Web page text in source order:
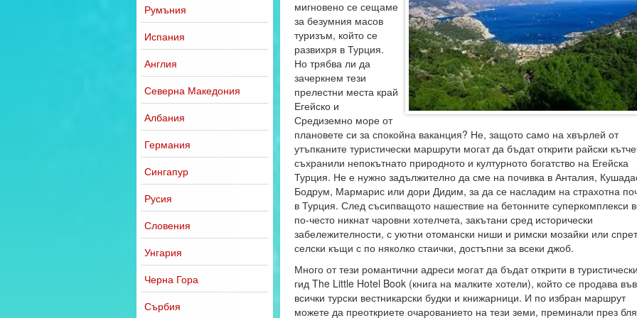
Румъния
Испания
Англия
Северна Македония
Албания
Германия
Сингапур
Русия
Словения
Унгария
Черна Гора
Сърбия
мигновено се сещаме
за безумния масов
туризъм, който се
развихря в Турция.
Но трябва ли да
зачеркнем тези
прелестни места край
Егейско и
Средиземно море от
плановете си за спокойна ваканция? Не, защото само на хвърлей от
утъпканите туристически маршрути могат да бъдат открити райски
съхранили непокътнато природното и културното богатство на Егейска
Турция. Не е нужно задължително да сме на почивка в Анталия,
Бодрум, Мармарис или дори Дидим, за да се насладим на страхотна
в Турция. След съсипващото нашествие на бетонните суперкомплекси
по-често никнат чаровни хотелчета, закътани сред исторически
забележителности, с уютни отомански ниши и римски мозайки или
селски къщи с по няколко стаички, достъпни за всеки джоб.
Много от тези романтични адреси могат да бъдат открити в
гид The Little Hotel Book (книга на малките хотели), който се продава във
всички турски вестникарски будки и книжарници. И по избран маршрут
можете да преоткриете очарованието на тези земи, преминали през